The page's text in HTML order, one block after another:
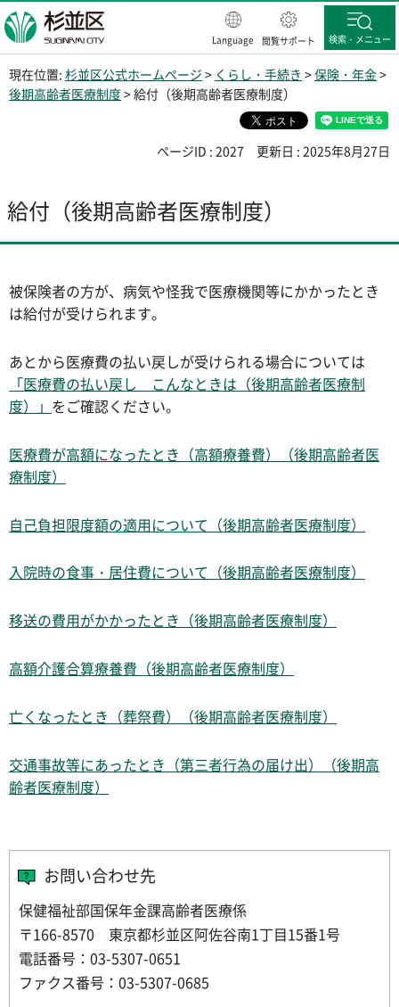
杉並区
Language 閲覧サポート 検索・メニュー
現在位置: 杉並区公式ホームページ > くらし・手続き >保険・年金>
後期高齢者医療制度> 給付（後期高齢者医療制度）
ページID : 2027 更新日 : 2025年8月27日
給付（後期高齢者医療制度）
被保険者の方が、病気や怪我で医療機関等にかかったとき
は給付が受けられます。
あとから医療費の払い戻しが受けられる場合については
「医療費の払い戻し こんなときは（後期高齢者医療制
度）」 をご確認ください。
医療費が高額になったとき（高額療養費）（後期高齢者医
療制度）
自己負担限度額の適用について（後期高齢者医療制度）
入院時の食事・居住費について（後期高齢者医療制度）
移送の費用がかかったとき（後期高齢者医療制度）
高額介護合算療養費（後期高齢者医療制度）
亡くなったとき（葬祭費）（後期高齢者医療制度）
交通事故等にあったとき（第三者行為の届け出）（後期高
齢者医療制度）
お問い合わせ先
保健福祉部国保年金課高齢者医療係
〒166-8570 東京都杉並区阿佐谷南1丁目15番1号
電話番号：03-5307-0651
ファクス番号：03-5307-0685